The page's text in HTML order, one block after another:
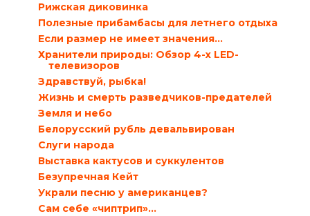
Рижская диковинка
Полезные прибамбасы для летнего отдыха
Если размер не имеет значения…
Хранители природы: Обзор 4-х LED-
телевизоров
Здравствуй, рыбка!
Жизнь и смерть разведчиков-предателей
Земля и небо
Белорусский рубль девальвирован
Слуги народа
Выставка кактусов и суккулентов
Безупречная Кейт
Украли песню у американцев?
Сам себе «чиптрип»…